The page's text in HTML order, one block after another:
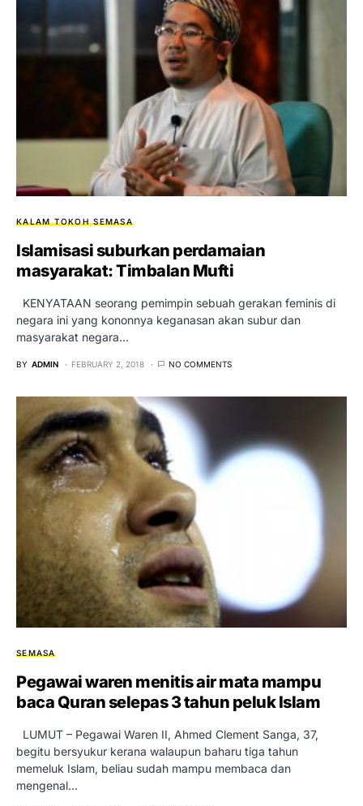
KALAM TOKOH SEMASA
Islamisasi suburkan perdamaian
masyarakat: Timbalan Mufti
KENYATAAN seorang pemimpin sebuah gerakan feminis di
negara ini yang kononnya keganasan akan subur dan
masyarakat negara…
BY ADMIN FEBRUARY 2, 2018 NO COMMENTS
SEMASA
Pegawai waren menitis air mata mampu
baca Quran selepas 3 tahun peluk Islam
LUMUT – Pegawai Waren II, Ahmed Clement Sanga, 37,
begitu bersyukur kerana walaupun baharu tiga tahun
memeluk Islam, beliau sudah mampu membaca dan
mengenal…